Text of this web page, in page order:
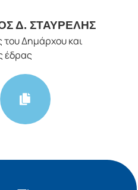
Δ. ΣΤΑΥΡΕΛΗΣ
Δημάρχου και
έδρας